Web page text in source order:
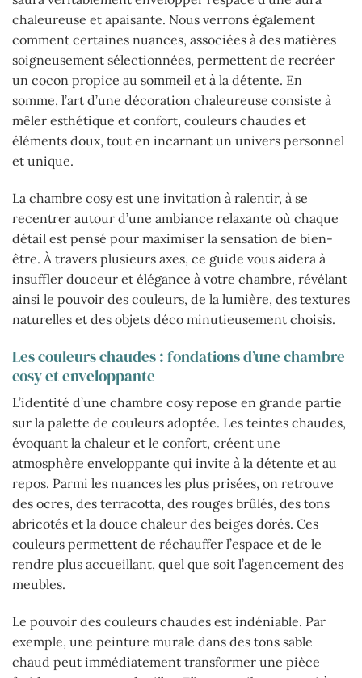
chaleureuse et apaisante. Nous verrons également
comment certaines nuances, associées à des matières
soigneusement sélectionnées, permettent de recréer
un cocon propice au sommeil et à la détente. En
somme, l’art d’une décoration chaleureuse consiste à
mêler esthétique et confort, couleurs chaudes et
éléments doux, tout en incarnant un univers personnel
et unique.
La chambre cosy est une invitation à ralentir, à se
recentrer autour d’une ambiance relaxante où chaque
détail est pensé pour maximiser la sensation de bien-
être. À travers plusieurs axes, ce guide vous aidera à
insuffler douceur et élégance à votre chambre, révélant
ainsi le pouvoir des couleurs, de la lumière, des textures
naturelles et des objets déco minutieusement choisis.
Les couleurs chaudes : fondations d’une chambre
cosy et enveloppante
L’identité d’une chambre cosy repose en grande partie
sur la palette de couleurs adoptée. Les teintes chaudes,
évoquant la chaleur et le confort, créent une
atmosphère enveloppante qui invite à la détente et au
repos. Parmi les nuances les plus prisées, on retrouve
des ocres, des terracotta, des rouges brûlés, des tons
abricotés et la douce chaleur des beiges dorés. Ces
couleurs permettent de réchauffer l’espace et de le
rendre plus accueillant, quel que soit l’agencement des
meubles.
Le pouvoir des couleurs chaudes est indéniable. Par
exemple, une peinture murale dans des tons sable
chaud peut immédiatement transformer une pièce